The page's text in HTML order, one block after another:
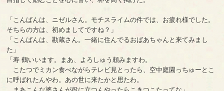
「こんばんは、ニゼルさん。モチスライムの件では、お疲れ様でした。
そちらの方は、初めましてですね？」
「こんばんは、勘蔵さん。一緒に住んでるおばあちゃんと来てみまし
た」
「寿 鶴いいます。まあ、よろしゅう頼みますわ。
こたつでミカン食べながらテレビ見とったら、空中庭園っちゅーとこ
に呼ばれたんやわ。あの世に来たかと思たわ。